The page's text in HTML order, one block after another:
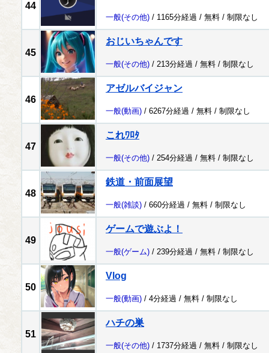
44
一般(その他) / 1165分経過 / 無料 / 制限なし
45
おじいちゃんです
一般(その他) / 213分経過 / 無料 / 制限なし
46
アゼルバイジャン
一般(動画) / 6267分経過 / 無料 / 制限なし
47
これﾜﾛﾀ
一般(その他) / 254分経過 / 無料 / 制限なし
48
鉄道・前面展望
一般(雑談) / 660分経過 / 無料 / 制限なし
49
ゲームで遊ぶよ！
一般(ゲーム) / 239分経過 / 無料 / 制限なし
50
Vlog
一般(動画) / 4分経過 / 無料 / 制限なし
51
ハチの巣
一般(その他) / 1737分経過 / 無料 / 制限なし